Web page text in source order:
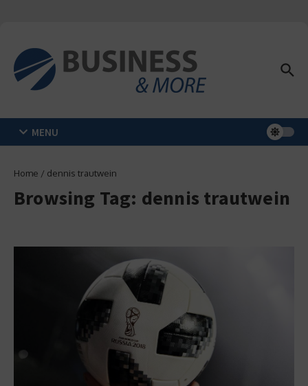
MENU
Home / dennis trautwein
Browsing Tag: dennis trautwein